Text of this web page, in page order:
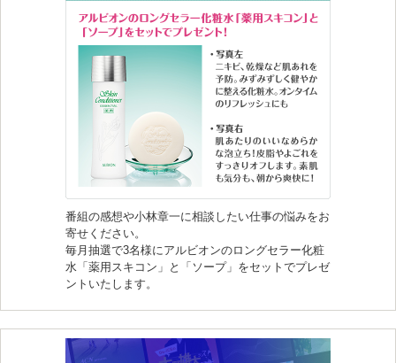
番組の感想や小林章一に相談したい仕事の悩みをお
寄せください。
毎月抽選で3名様にアルビオンのロングセラー化粧
水「薬用スキコン」と「ソープ」をセットでプレゼ
ントいたします。